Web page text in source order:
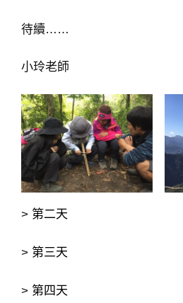
待續……
小玲老師
> 第二天
> 第三天
> 第四天